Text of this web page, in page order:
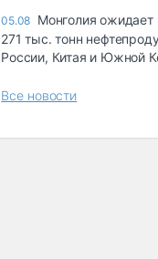
05.08 Монголия ожидает
271 тыс. тонн
России, Китая и Южной
Все новости